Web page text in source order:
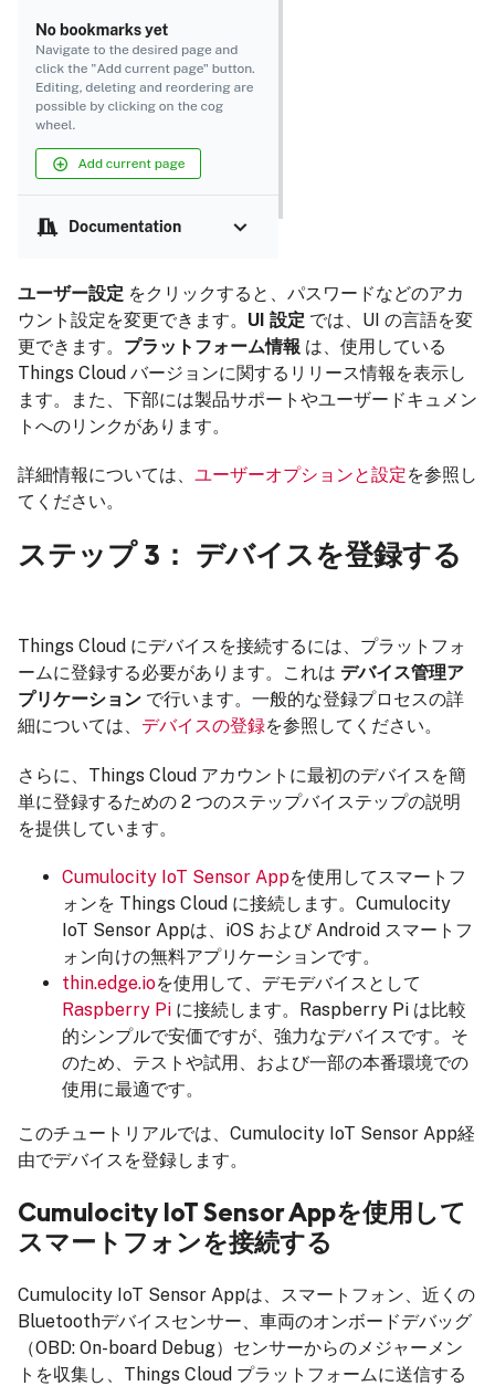
ユーザー設定 をクリックすると、パスワードなどのアカ
ウント設定を変更できます。 UI 設定 では、UI の言語を変
更できます。 プラットフォーム情報 は、使用している
Things Cloud バージョンに関するリリース情報を表示し
ます。また、下部には製品サポートやユーザードキュメン
トへのリンクがあります。
詳細情報については、 ユーザーオプションと設定を参照し
てください。
ステップ 3： デバイスを登録する
Things Cloud にデバイスを接続するには、プラットフォ
ームに登録する必要があります。これは デバイス管理ア
プリケーション で行います。一般的な登録プロセスの詳
細については、 デバイスの登録を参照してください。
さらに、Things Cloud アカウントに最初のデバイスを簡
単に登録するための 2 つのステップバイステップの説明
を提供しています。
Cumulocity IoT Sensor Appを使用してスマートフ
ォンを Things Cloud に接続します。Cumulocity
IoT Sensor Appは、iOS および Android スマートフ
ォン向けの無料アプリケーションです。
thin.edge.ioを使用して、デモデバイスとして
Raspberry Pi に接続します。Raspberry Pi は比較
的シンプルで安価ですが、強力なデバイスです。そ
のため、テストや試用、および一部の本番環境での
使用に最適です。
このチュートリアルでは、Cumulocity IoT Sensor App経
由でデバイスを登録します。
Cumulocity IoT Sensor Appを使用して
スマートフォンを接続する
Cumulocity IoT Sensor Appは、スマートフォン、近くの
Bluetoothデバイスセンサー、車両のオンボードデバッグ
（OBD: On-board Debug）センサーからのメジャーメン
トを収集し、Things Cloud プラットフォームに送信する